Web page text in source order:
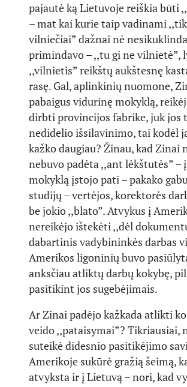
pajautė ką Lietuvoje reiškia būti
– mat kai kurie taip vadinami
vilniečiai” dažnai nė
primindavo – ,,tu gi ne vilnietė”,
,,vilnietis” reikštų aukštesnę
rasę. Gal, aplinkinių nuomone,
pabaigus vidurinę mokyklą,
dirbti provincijos fabrike, juk jos
nedidelio išsilavinimo, tai kodėl
kažko daugiau? Žinau, kad Zinai
nebuvo padėta ,,ant lėkštutės” –
mokyklą įstojo pati – pakako
studijų – vertėjos, korektorės
be jokio ,,blato”. Atvykus į
nereikėjo ištekėti ,,dėl
dabartinis vadybininkės darbas
Amerikos ligoninių buvo
anksčiau atliktų darbų kokybę,
pasitikint jos sugebėjimais.
Ar Zinai padėjo kažkada atlikti
veido ,,pataisymai”? Tikriausiai,
suteikė didesnio pasitikėjimo
Amerikoje sukūrė gražią šeimą,
atvyksta ir į Lietuvą – nori, kad